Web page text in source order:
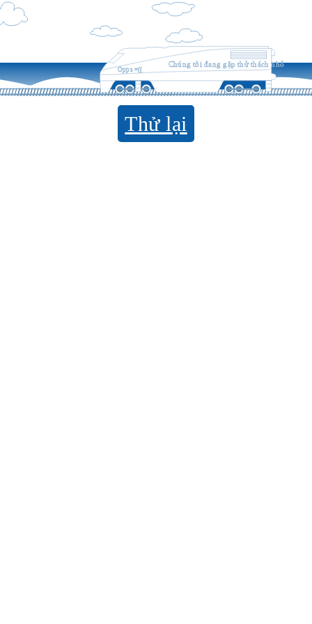
Opps =((
Chúng tôi đang gặp thử thách nhỏ
Thử lại